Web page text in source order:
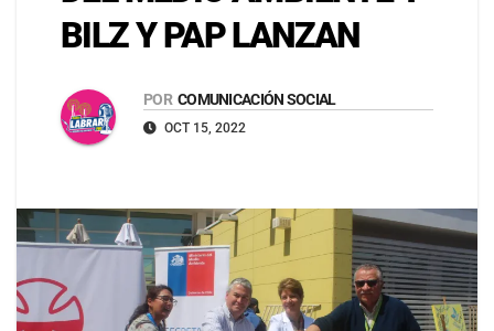
BILZ Y PAP LANZAN
POR COMUNICACIÓN SOCIAL
OCT 15, 2022